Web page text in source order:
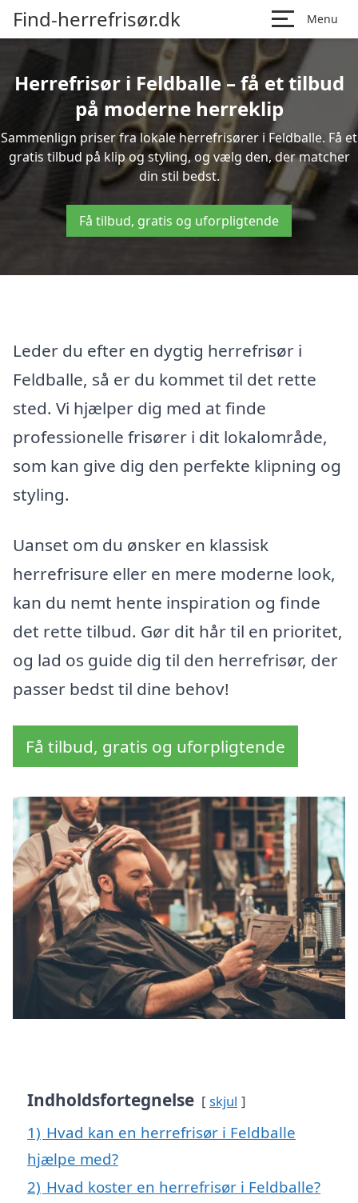
Find-herrefrisør.dk Menu
Herrefrisør i Feldballe – få et tilbud
på moderne herreklip
Sammenlign priser fra lokale herrefrisører i Feldballe. Få et
gratis tilbud på klip og styling, og vælg den, der matcher
din stil bedst.
Få tilbud, gratis og uforpligtende
Leder du efter en dygtig herrefrisør i
Feldballe, så er du kommet til det rette
sted. Vi hjælper dig med at finde
professionelle frisører i dit lokalområde,
som kan give dig den perfekte klipning og
styling.
Uanset om du ønsker en klassisk
herrefrisure eller en mere moderne look,
kan du nemt hente inspiration og finde
det rette tilbud. Gør dit hår til en prioritet,
og lad os guide dig til den herrefrisør, der
passer bedst til dine behov!
Få tilbud, gratis og uforpligtende
Indholdsfortegnelse skjul
1) Hvad kan en herrefrisør i Feldballe
hjælpe med?
2) Hvad koster en herrefrisør i Feldballe?